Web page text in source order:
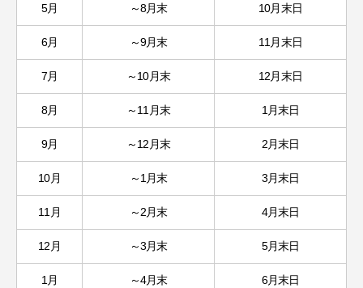
5月 ～8月末 10月末日
6月 ～9月末 11月末日
7月 ～10月末 12月末日
8月 ～11月末 1月末日
9月 ～12月末 2月末日
10月 ～1月末 3月末日
11月 ～2月末 4月末日
12月 ～3月末 5月末日
1月 ～4月末 6月末日